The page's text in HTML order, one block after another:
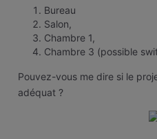
Bureau
Salon,
Chambre 1,
Chambre 3 (possible
Pouvez-vous me dire si le
adéquat ?